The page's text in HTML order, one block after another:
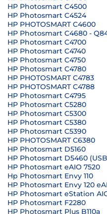
HP Photosmart C4500
HP Photosmart C4524
HP PHOTOSMART C4600
HP Photosmart C4680 -
HP Photosmart C4700
HP Photosmart C4740
HP Photosmart C4750
HP Photosmart C4780
HP PHOTOSMART C4783
HP PHOTOSMART C4788
HP Photosmart C4795
HP Photosmart C5280
HP Photosmart C5300
HP Photosmart C5380
HP Photosmart C5390
HP PHOTOSMART C6380
HP Photosmart D5160
HP Photosmart D5460
HP Photosmart eAIO 7520
Hp Photosmart Envy 110
HP Photosmart Envy 120
HP Photosmart eStation
HP Photosmart F2280
HP Photosmart Plus B110a